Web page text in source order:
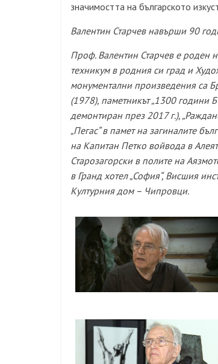
значимостта на българското
Валентин Старчев навърши 90
Проф. Валентин Старчев е роден
техникум в родния си град и
монументални произведения са
(1978), паметникът „1300 години
демонтиран през 2017 г.),
„Пегас“ в памет на загиналите
на Капитан Петко войвода в
Старозагорски в полите на
в Гранд хотел „София“, Висшия
Културния дом – Чипровци.